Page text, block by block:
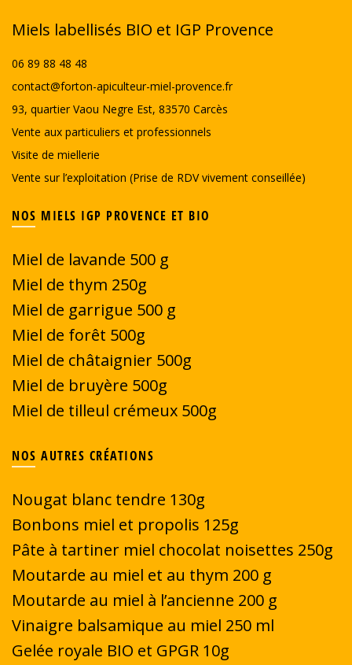
Miels labellisés BIO et IGP Provence
06 89 88 48 48
contact@forton-apiculteur-miel-provence.fr
93, quartier Vaou Negre Est, 83570 Carcès
Vente aux particuliers et professionnels
Visite de miellerie
Vente sur l’exploitation (Prise de RDV vivement conseillée)
NOS MIELS IGP PROVENCE ET BIO
Miel de lavande 500 g
Miel de thym 250g
Miel de garrigue 500 g
Miel de forêt 500g
Miel de châtaignier 500g
Miel de bruyère 500g
Miel de tilleul crémeux 500g
NOS AUTRES CRÉATIONS
Nougat blanc tendre 130g
Bonbons miel et propolis 125g
Pâte à tartiner miel chocolat noisettes 250g
Moutarde au miel et au thym 200 g
Moutarde au miel à l’ancienne 200 g
Vinaigre balsamique au miel 250 ml
Gelée royale BIO et GPGR 10g